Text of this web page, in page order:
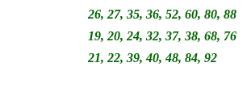
26, 27, 35, 36, 52, 60, 80, 88
19, 20, 24, 32, 37, 38, 68, 76
21, 22, 39, 40, 48, 84, 92